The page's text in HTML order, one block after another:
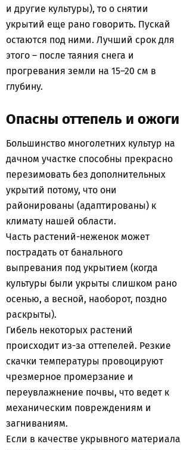
и другие культуры), то о снятии
укрытий еще рано говорить. Пускай
остаются под ними. Лучший срок для
этого – после таяния снега и
прогревания земли на 15–20 см в
глубину.
Опасны оттепель и ожоги
Большинство многолетних культур на
дачном участке способны прекрасно
перезимовать без дополнительных
укрытий потому, что они
районированы (адаптированы) к
климату нашей области.
Часть растений-неженок может
пострадать от банального
выпревания под укрытием (когда
культуры были укрыты слишком рано
осенью, а весной, наоборот, поздно
раскрыты).
Гибель некоторых растений
происходит из-за оттепелей. Резкие
скачки температуры провоцируют
чрезмерное промерзание и
переувлажнение почвы, что ведет к
механическим повреждениям и
загниваниям.
Если в качестве укрывного материала